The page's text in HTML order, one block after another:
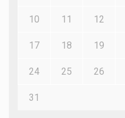
10 11 12
17 18 19
24 25 26
31